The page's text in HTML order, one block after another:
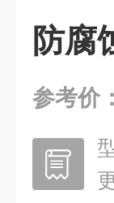
防腐
参考价：